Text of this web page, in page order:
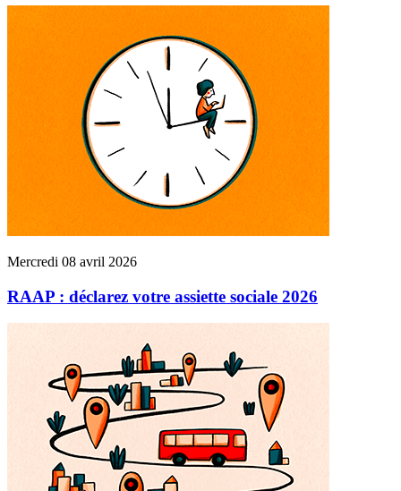
Mercredi 08 avril 2026
RAAP : déclarez votre assiette sociale 2026